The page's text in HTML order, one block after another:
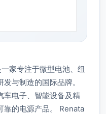
家专注于微型电池、纽
与制造的国际品牌。
车电子、智能设备及精
靠的电源产品。 Renata